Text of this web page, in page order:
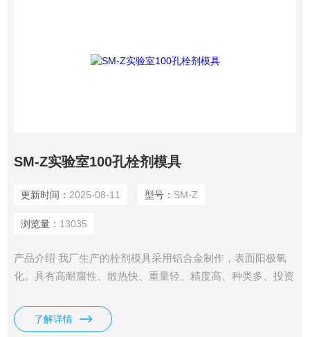
SM-Z实验室100孔栓剂模具
更新时间： 2025-08-11 型号： SM-Z
浏览量： 13035
产品介绍 我厂生产的栓剂模具采用铝合金制作，表面阳极氧
化。具有高耐腐性、散热快、重量轻、精度高、种类多、投资
校、医院、药厂研发中心、研究所等小规模试制生产及教学演
示的*
了解详情